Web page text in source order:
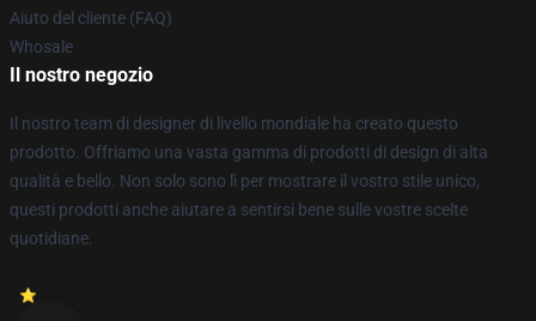
Aiuto del cliente (FAQ)
Whosale
Il nostro negozio
Il nostro team di designer di livello mondiale ha creato questo
prodotto. Offriamo una vasta gamma di prodotti di design di alta
qualità e bello. Non solo sono lì per mostrare il vostro stile unico,
questi prodotti anche aiutare a sentirsi bene sulle vostre scelte
quotidiane.